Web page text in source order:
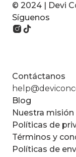
© 2024 | Devi
Síguenos
Contáctanos
Blog
Nuestra misión
Políticas de
Términos y
Políticas de